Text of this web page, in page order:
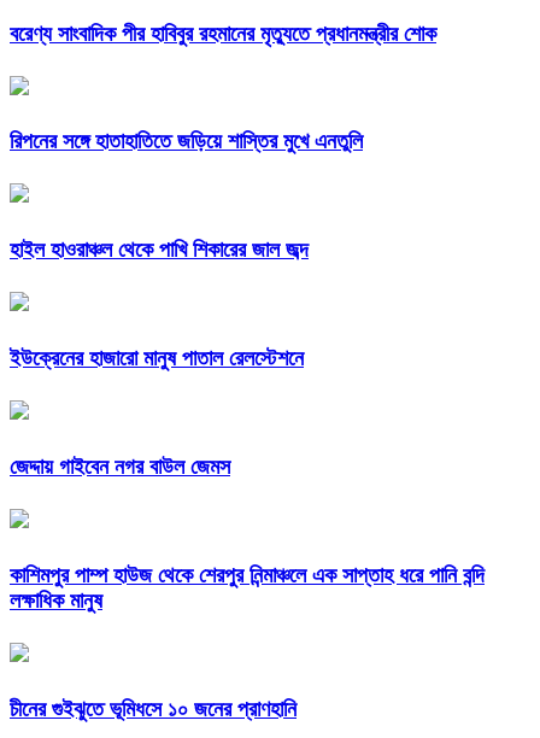
বরেণ্য সাংবাদিক পীর হাবিবুর রহমানের মৃত্যুতে প্রধানমন্ত্রীর শোক
রিপনের সঙ্গে হাতাহাতিতে জড়িয়ে শাস্তির মুখে এনতুলি
হাইল হাওরাঞ্চল থেকে পাখি শিকারের জাল জব্দ
ইউক্রেনের হাজারো মানুষ পাতাল রেলস্টেশনে
জেদ্দায় গাইবেন নগর বাউল জেমস
কাশিমপুর পাম্প হাউজ থেকে শেরপুর নিন্মাঞ্চলে এক সাপ্তাহ ধরে পানি বন্দি
লক্ষাধিক মানুষ
চীনের গুইঝুতে ভূমিধসে ১০ জনের প্রাণহানি